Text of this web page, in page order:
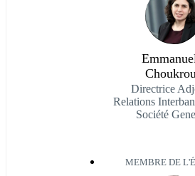
Directrice
Relations
Société
MEMBRE DE